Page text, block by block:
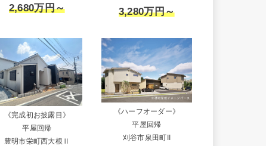
2,680万円～ 3,280万円～
《完成初お披露目》
平屋回帰
豊明市栄町西大根Ⅱ
《ハーフオーダー》
平屋回帰
刈谷市泉田町II